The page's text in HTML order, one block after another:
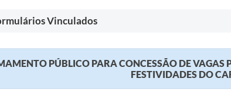
Vinculados
PÚBLICO PARA CONCESSÃO DE VAGAS
FESTIVIDADES DO